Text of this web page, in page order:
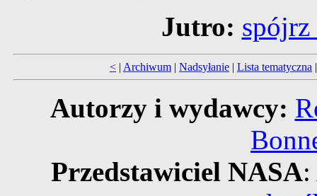
Jutro: spójrz
< | Archiwum | Nadsyłanie | Lista tematyczna
Autorzy i wydawcy:
Przedstawiciel NASA: